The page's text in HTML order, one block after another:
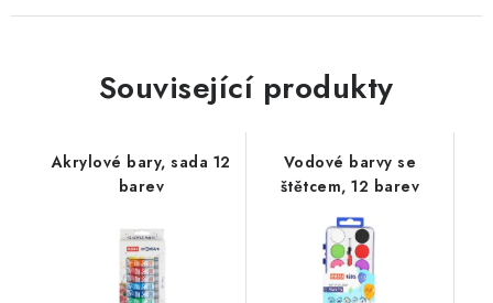
Související produkty
Akrylové bary, sada 12
barev
Vodové barvy se
štětcem, 12 barev